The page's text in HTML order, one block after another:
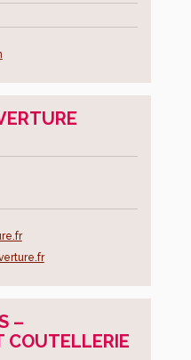
–
COUTELLERIE